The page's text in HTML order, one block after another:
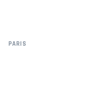
PARIS